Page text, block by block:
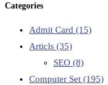
Categories
Admit Card (15)
Articls (35)
SEO (8)
Computer Set (195)